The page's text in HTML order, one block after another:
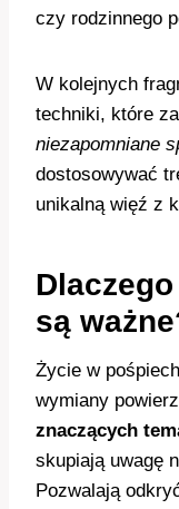
czy rodzinnego
W kolejnych
techniki, które
niezapomniane
dostosowywać
unikalną więź z
są
Życie w
wymiany
znaczących
skupiają uwagę
Pozwalają